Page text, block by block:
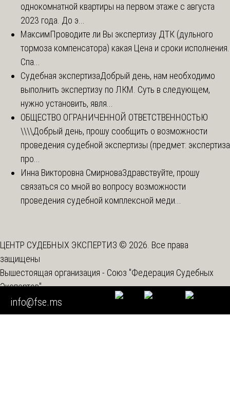
однокомнатной квартиры на первом этаже с августа
2023 года. До э...
МаксимПроводите ли Вы экспертизу ДТК (дульного
тормоза компенсатора) какая Цена и сроки исполнения.
Спа...
Судебная экспертизаДобрый день, нам необходимо
выполнить экспертизу по ЛКМ. Суть в следующем,
нужно установить, явля...
ОБЩЕСТВО ОГРАНИЧЕННОЙ ОТВЕТСТВЕННОСТЬЮ
\\\\Добрый день, прошу сообщить о возможности
проведения судебной экспертизы (предмет: экспертиза
про...
Инна Викторовна СмирноваЗдравствуйте, прошу
связаться со мной во вопросу возможности
проведения судебной комплексной меди...
ЦЕНТР СУДЕБНЫХ ЭКСПЕРТИЗ © 2026. Все права
защищены
Вышестоящая организация - Союз "Федерация Судебных
Экспертов"
Спецоценка условий труда
info@fse.ms